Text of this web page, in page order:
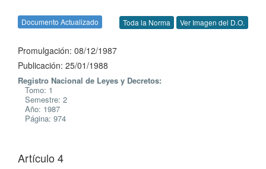
Documento Actualizado Toda la Norma Ver Imagen del D.O.
Promulgación: 08/12/1987
Publicación: 25/01/1988
Registro Nacional de Leyes y Decretos:
Tomo: 1
Semestre: 2
Año: 1987
Página: 974
Artículo 4